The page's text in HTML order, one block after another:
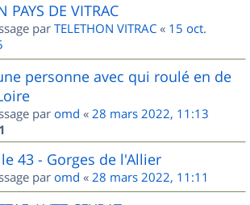
PAYS DE VITRAC
par TELETHON VITRAC « 15 oct.
personne avec qui roulé en de
par omd « 28 mars 2022, 11:13
1
43 - Gorges de l'Allier
par omd « 28 mars 2022, 11:11